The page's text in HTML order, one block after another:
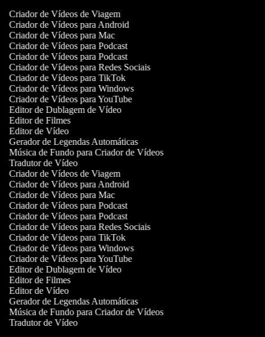
Criador de Vídeos de Viagem
Criador de Vídeos para Android
Criador de Vídeos para Mac
Criador de Vídeos para Podcast
Criador de Vídeos para Podcast
Criador de Vídeos para Redes Sociais
Criador de Vídeos para TikTok
Criador de Vídeos para Windows
Criador de Vídeos para YouTube
Editor de Dublagem de Vídeo
Editor de Filmes
Editor de Vídeo
Gerador de Legendas Automáticas
Música de Fundo para Criador de Vídeos
Tradutor de Vídeo
Criador de Vídeos de Viagem
Criador de Vídeos para Android
Criador de Vídeos para Mac
Criador de Vídeos para Podcast
Criador de Vídeos para Podcast
Criador de Vídeos para Redes Sociais
Criador de Vídeos para TikTok
Criador de Vídeos para Windows
Criador de Vídeos para YouTube
Editor de Dublagem de Vídeo
Editor de Filmes
Editor de Vídeo
Gerador de Legendas Automáticas
Música de Fundo para Criador de Vídeos
Tradutor de Vídeo